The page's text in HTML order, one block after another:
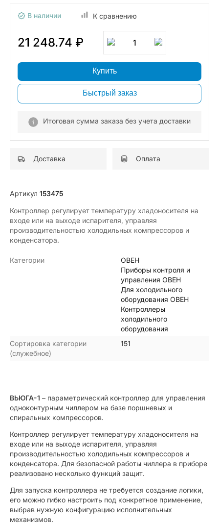
В наличии К сравнению
21 248.74 ₽ 1
Купить
Быстрый заказ
Итоговая сумма заказа без учета доставки
Доставка Оплата
Артикул 153475
Контроллер регулирует температуру хладоносителя на
входе или на выходе испарителя, управляя
производительностью холодильных компрессоров и
конденсатора.
Категории
ОВЕН
Приборы контроля и
управления ОВЕН
Для холодильного
оборудования ОВЕН
Контроллеры
холодильного
оборудования
Сортировка категории
(служебное)
151
ВЬЮГА-1 – параметрический контроллер для управления
одноконтурным чиллером на базе поршневых и
спиральных компрессоров.
Контроллер регулирует температуру хладоносителя на
входе или на выходе испарителя, управляя
производительностью холодильных компрессоров и
конденсатора. Для безопасной работы чиллера в приборе
реализовано несколько функций защит.
Для запуска контроллера не требуется создание логики,
его можно гибко настроить под конкретное применение,
выбрав нужную конфигурацию исполнительных
механизмов.